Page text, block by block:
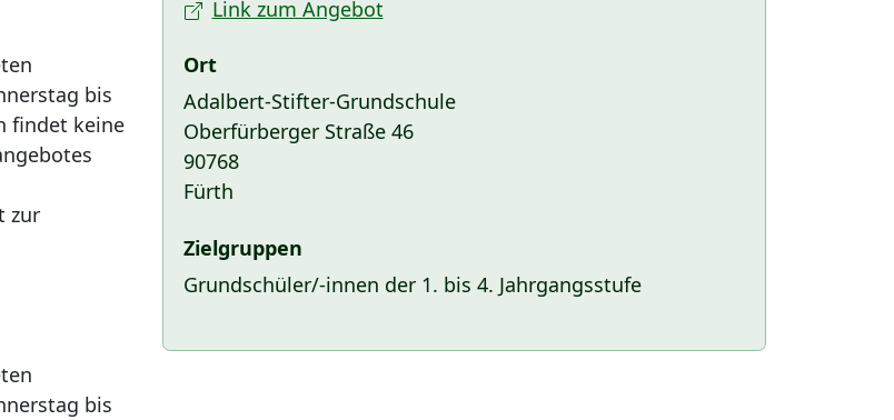
bis
findet keine
zur
bis
Link zum Angebot
Ort
Adalbert-Stifter-Grundschule
Oberfürberger Straße 46
90768
Fürth
Zielgruppen
Grundschüler/-innen der 1. bis 4. Jahrgangsstufe